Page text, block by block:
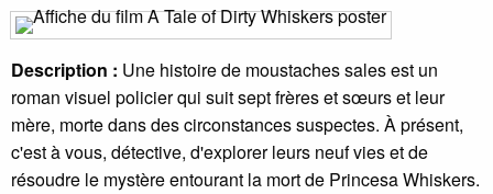
Description : Une histoire de moustaches sales est un
roman visuel policier qui suit sept frères et sœurs et leur
mère, morte dans des circonstances suspectes. À présent,
c'est à vous, détective, d'explorer leurs neuf vies et de
résoudre le mystère entourant la mort de Princesa Whiskers.